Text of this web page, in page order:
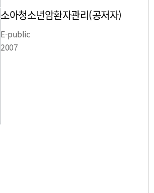
소아청소년암환자관리(공저자)
E-public
2007